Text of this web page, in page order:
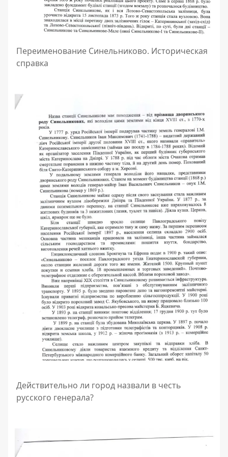
Переименование Синельниково. Историческая
справка
Действительно ли город назвали в честь
русского генерала?